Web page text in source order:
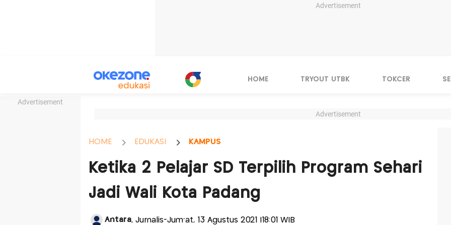
Advertisement
Advertisement
HOME TRYOUT UTBK TOKCER
Advertisement
HOME EDUKASI KAMPUS
Ketika 2 Pelajar SD Terpilih Program Sehari
Jadi Wali Kota Padang
Antara, Jurnalis-Jum'at, 13 Agustus 2021 |18:01 WIB